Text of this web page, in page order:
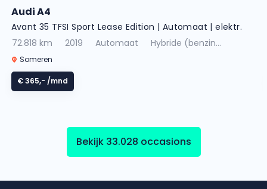
Audi A4
Avant 35 TFSI Sport Lease Edition | Automaat | elektr.
achterklep | climate control | navigatie | cruise control
| bluetooth | velgen met winterbanden
72.818 km 2019 Automaat Hybride (benzin...
Someren
€ 365,- /mnd
Bekijk 33.028 occasions